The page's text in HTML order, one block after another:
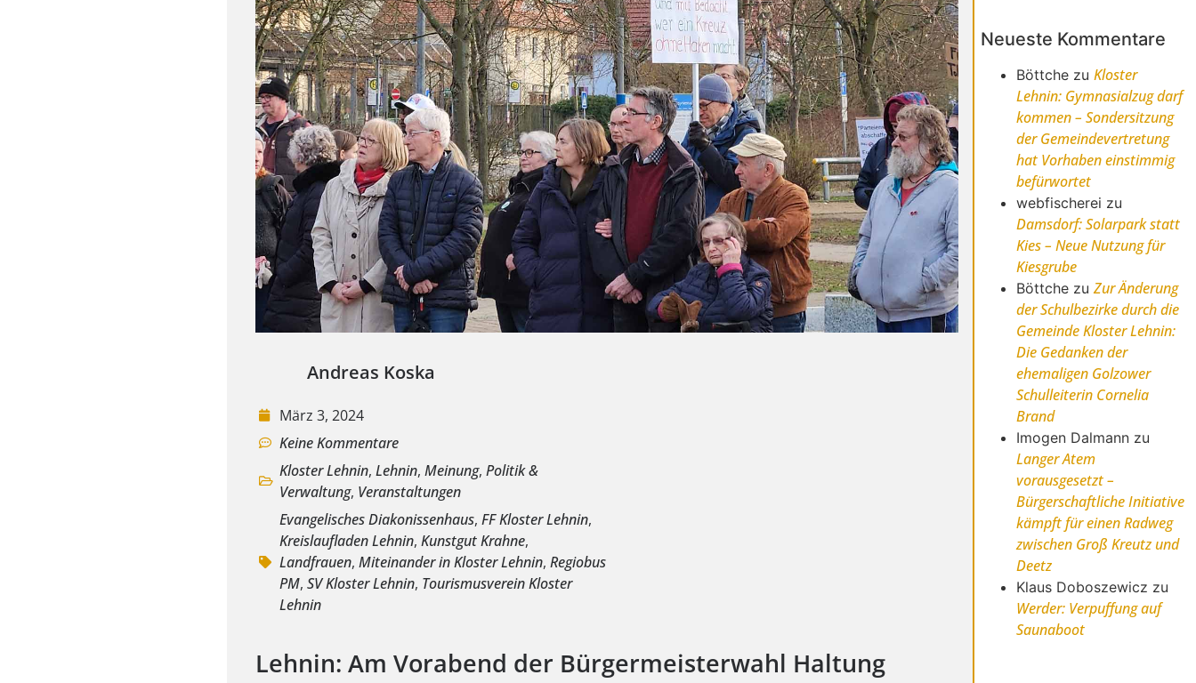
Andreas Koska
März 3, 2024
Keine Kommentare
Kloster Lehnin,Lehnin,Meinung,Politik &
Verwaltung, Veranstaltungen
Evangelisches Diakonissenhaus,FF Kloster Lehnin,
Kreislaufladen Lehnin,Kunstgut Krahne,
Landfrauen,Miteinander in Kloster Lehnin,Regiobus
PM,SV Kloster Lehnin, Tourismusverein Kloster
Lehnin
Lehnin: Am Vorabend der Bürgermeisterwahl Haltung
Neueste Kommentare
Böttche zuKloster
Lehnin: Gymnasialzug darf
kommen – Sondersitzung
der Gemeindevertretung
hat Vorhaben einstimmig
befürwortet
webfischerei zu
Damsdorf: Solarpark statt
Kies – Neue Nutzung für
Kiesgrube
Böttche zuZur Änderung
der Schulbezirke durch die
Gemeinde Kloster Lehnin:
Die Gedanken der
ehemaligen Golzower
Schulleiterin Cornelia
Brand
Imogen Dalmann zu
Langer Atem
vorausgesetzt –
Bürgerschaftliche Initiative
kämpft für einen Radweg
zwischen Groß Kreutz und
Deetz
Klaus Doboszewicz zu
Werder: Verpuffung auf
Saunaboot